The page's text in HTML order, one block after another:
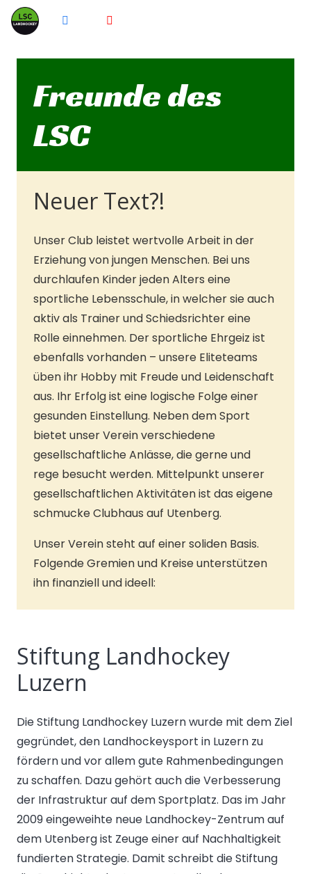
Freunde des
LSC
Neuer Text?!
Unser Club leistet wertvolle Arbeit in der
Erziehung von jungen Menschen. Bei uns
durchlaufen Kinder jeden Alters eine
sportliche Lebensschule, in welcher sie auch
aktiv als Trainer und Schiedsrichter eine
Rolle einnehmen. Der sportliche Ehrgeiz ist
ebenfalls vorhanden – unsere Eliteteams
üben ihr Hobby mit Freude und Leidenschaft
aus. Ihr Erfolg ist eine logische Folge einer
gesunden Einstellung. Neben dem Sport
bietet unser Verein verschiedene
gesellschaftliche Anlässe, die gerne und
rege besucht werden. Mittelpunkt unserer
gesellschaftlichen Aktivitäten ist das eigene
schmucke Clubhaus auf Utenberg.
Unser Verein steht auf einer soliden Basis.
Folgende Gremien und Kreise unterstützen
ihn finanziell und ideell:
Stiftung Landhockey
Luzern
Die Stiftung Landhockey Luzern wurde mit dem Ziel
gegründet, den Landhockeysport in Luzern zu
fördern und vor allem gute Rahmenbedingungen
zu schaffen. Dazu gehört auch die Verbesserung
der Infrastruktur auf dem Sportplatz. Das im Jahr
2009 eingeweihte neue Landhockey-Zentrum auf
dem Utenberg ist Zeuge einer auf Nachhaltigkeit
fundierten Strategie. Damit schreibt die Stiftung